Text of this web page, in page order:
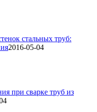
стальных труб:
2016-05-04
при сварке труб из